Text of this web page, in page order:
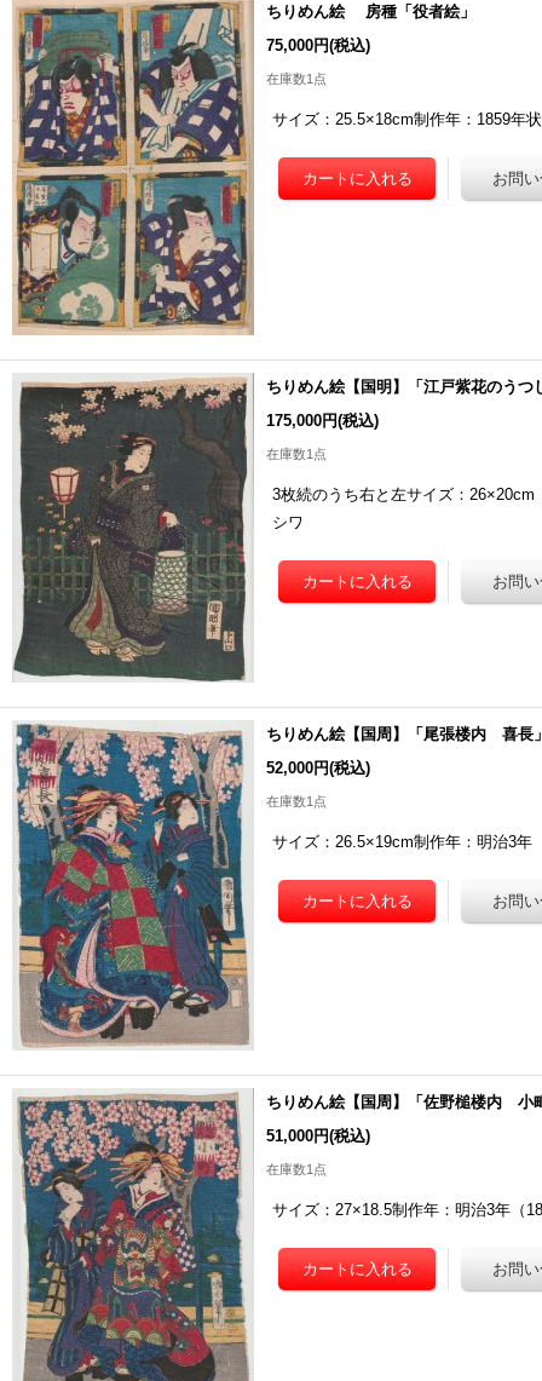
ちりめん絵 房種「役者絵」
75,000円(税込)
在庫数1点
サイズ：25.5×18cm制作年：1859年
ちりめん絵【国明】「江戸紫花のうつ
175,000円(税込)
在庫数1点
3枚続のうち右と左サイズ：
シワ
ちりめん絵【国周】「尾張楼内 喜長
52,000円(税込)
在庫数1点
サイズ：26.5×19cm制作年：明治3
ちりめん絵【国周】「佐野槌楼内 小
51,000円(税込)
在庫数1点
サイズ：27×18.5制作年：明治3年（